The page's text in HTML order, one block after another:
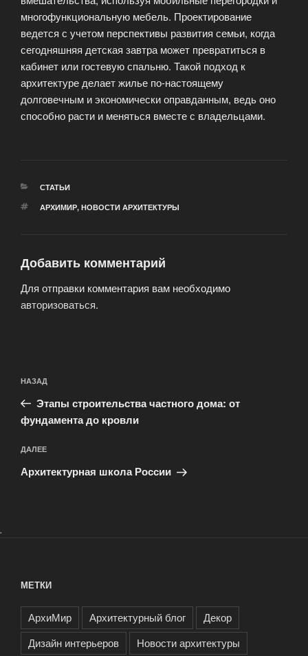
многофункциональную мебель. Проектирование
ведется с учетом перспективы развития семьи, когда
сегодняшняя детская завтра может превратиться в
кабинет или гостевую спальню. Такой подход к
архитектуре делает жилье по-настоящему
долговечным и экономически оправданным, ведь оно
способно расти и меняться вместе с владельцами.
РУБРИКИ
СТАТЬИ
МЕТКИ
АРХИМИР, НОВОСТИ АРХИТЕКТУРЫ
Добавить комментарий
Для отправки комментария вам необходимо
авторизоваться.
по
записям
Предыдущая
запись:
НАЗАД
Этапы строительства частного дома: от
фундамента до кровли
Следующая
запись
ДАЛЕЕ
Архитектурная школа России
.
МЕТКИ
АрхиМир Архитектурный блог
Декор
Дизайн интерьеров
Новости архитектуры